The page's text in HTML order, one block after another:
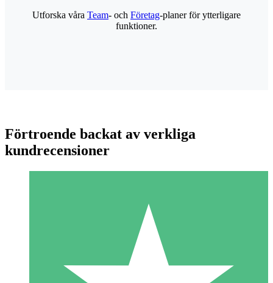
Individuella Kreditpaket
Betala per användning med nedladdningskrediter. Inget
Utforska våra Team- och Företag-planer för ytterligare
funktioner.
Förtroende backat av verkliga
kundrecensioner